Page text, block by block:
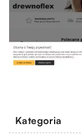
Kategoria